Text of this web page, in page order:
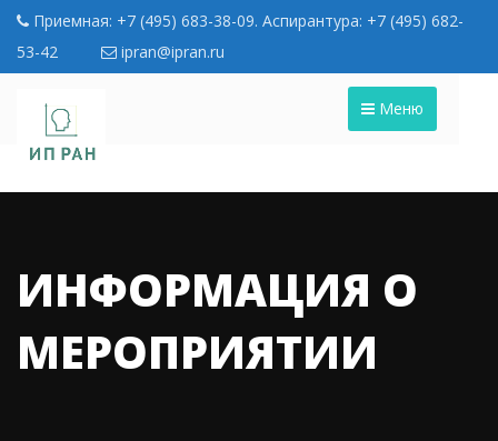
Приемная: +7 (495) 683-38-09. Аспирантура: +7 (495) 682-
53-42
ipran@ipran.ru
Меню
ИНФОРМАЦИЯ О
МЕРОПРИЯТИИ